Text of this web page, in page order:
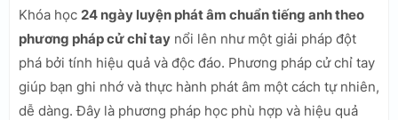
Khóa học 24 ngày luyện phát âm chuẩn tiếng anh theo
phương pháp cử chỉ tay nổi lên như một giải pháp đột
phá bởi tính hiệu quả và độc đáo. Phương pháp cử chỉ tay
giúp bạn ghi nhớ và thực hành phát âm một cách tự nhiên,
dễ dàng. Đây là phương pháp học phù hợp và hiệu quả